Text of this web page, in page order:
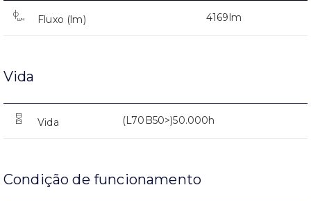
Fluxo (lm) 4169lm
Vida
Vida (L70B50>)50.000h
Condição de funcionamento